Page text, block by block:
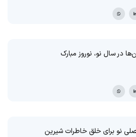
در سال نو، نوروز مبارک